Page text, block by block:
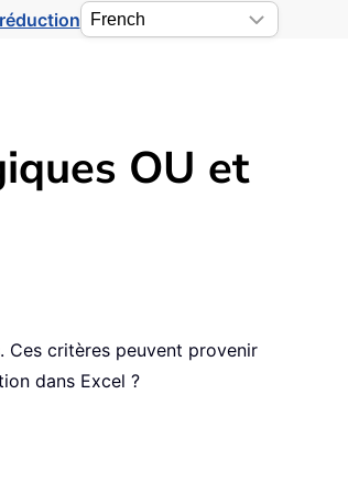
OU et
Ces critères peuvent provenir
dans Excel ?